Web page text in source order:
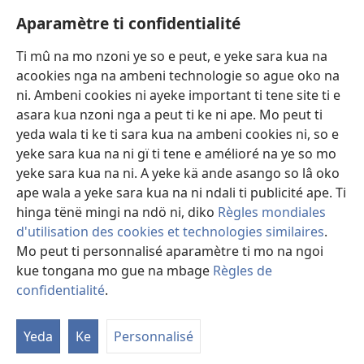
Aparamètre ti confidentialité
Ti mû na mo nzoni ye so e peut, e yeke sara kua na
acookies nga na ambeni technologie so ague oko na
ni. Ambeni cookies ni ayeke important ti tene site ti e
asara kua nzoni nga a peut ti ke ni ape. Mo peut ti
yeda wala ti ke ti sara kua na ambeni cookies ni, so e
yeke sara kua na ni gï ti tene e amélioré na ye so mo
yeke sara kua na ni. A yeke kä ande asango so lâ oko
ape wala a yeke sara kua na ni ndali ti publicité ape. Ti
hinga tënë mingi na ndö ni, diko Règles mondiales
d'utilisation des cookies et technologies similaires.
Mo peut ti personnalisé aparamètre ti mo na ngoi
kue tongana mo gue na mbage Règles de
confidentialité.
Yeda Ke Personnalisé
Videos with Audio Descriptions
Gi
A-offrande
(zi
mbeni
fini
page)
BIBLIOTHÈQUE NA NDÖ TI INTERNET
(zi
mbeni
fini
page)
JW Hub ®
(zi
mbeni
fini
page)
Copyright© 2026 Watch Tower Bible and Tract Society of Pennsylvania.
LEGE TI SARA KUA NA NI
APARAMÈTRE TI CONFIDENTIALITÉ